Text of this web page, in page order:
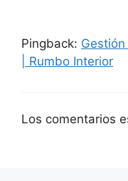
Pingback:
| Rumbo Interior
Los comentarios